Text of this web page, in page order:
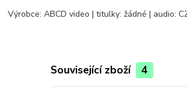
Výrobce: ABCD video | titulky: žádné | audio:
Související zboží 4